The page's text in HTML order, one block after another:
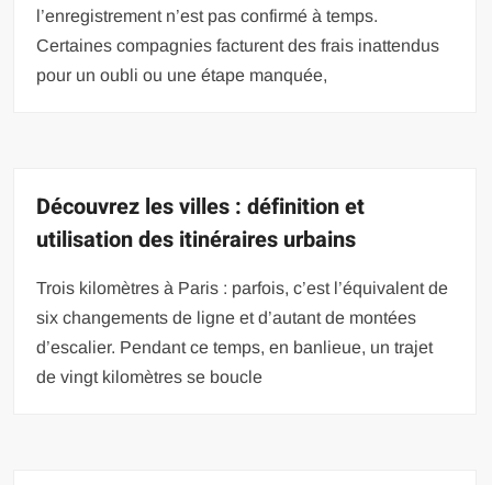
l’enregistrement n’est pas confirmé à temps.
Certaines compagnies facturent des frais inattendus
pour un oubli ou une étape manquée,
Découvrez les villes : définition et
utilisation des itinéraires urbains
Trois kilomètres à Paris : parfois, c’est l’équivalent de
six changements de ligne et d’autant de montées
d’escalier. Pendant ce temps, en banlieue, un trajet
de vingt kilomètres se boucle